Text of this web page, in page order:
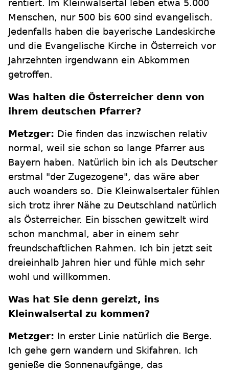
rentiert. Im Kleinwalsertal leben etwa 5.000
Menschen, nur 500 bis 600 sind evangelisch.
Jedenfalls haben die bayerische Landeskirche
und die Evangelische Kirche in Österreich vor
Jahrzehnten irgendwann ein Abkommen
getroffen.
Was halten die Österreicher denn von
ihrem deutschen Pfarrer?
Metzger: Die finden das inzwischen relativ
normal, weil sie schon so lange Pfarrer aus
Bayern haben. Natürlich bin ich als Deutscher
erstmal "der Zugezogene", das wäre aber
auch woanders so. Die Kleinwalsertaler fühlen
sich trotz ihrer Nähe zu Deutschland natürlich
als Österreicher. Ein bisschen gewitzelt wird
schon manchmal, aber in einem sehr
freundschaftlichen Rahmen. Ich bin jetzt seit
dreieinhalb Jahren hier und fühle mich sehr
wohl und willkommen.
Was hat Sie denn gereizt, ins
Kleinwalsertal zu kommen?
Metzger: In erster Linie natürlich die Berge.
Ich gehe gern wandern und Skifahren. Ich
genieße die Sonnenaufgänge, das